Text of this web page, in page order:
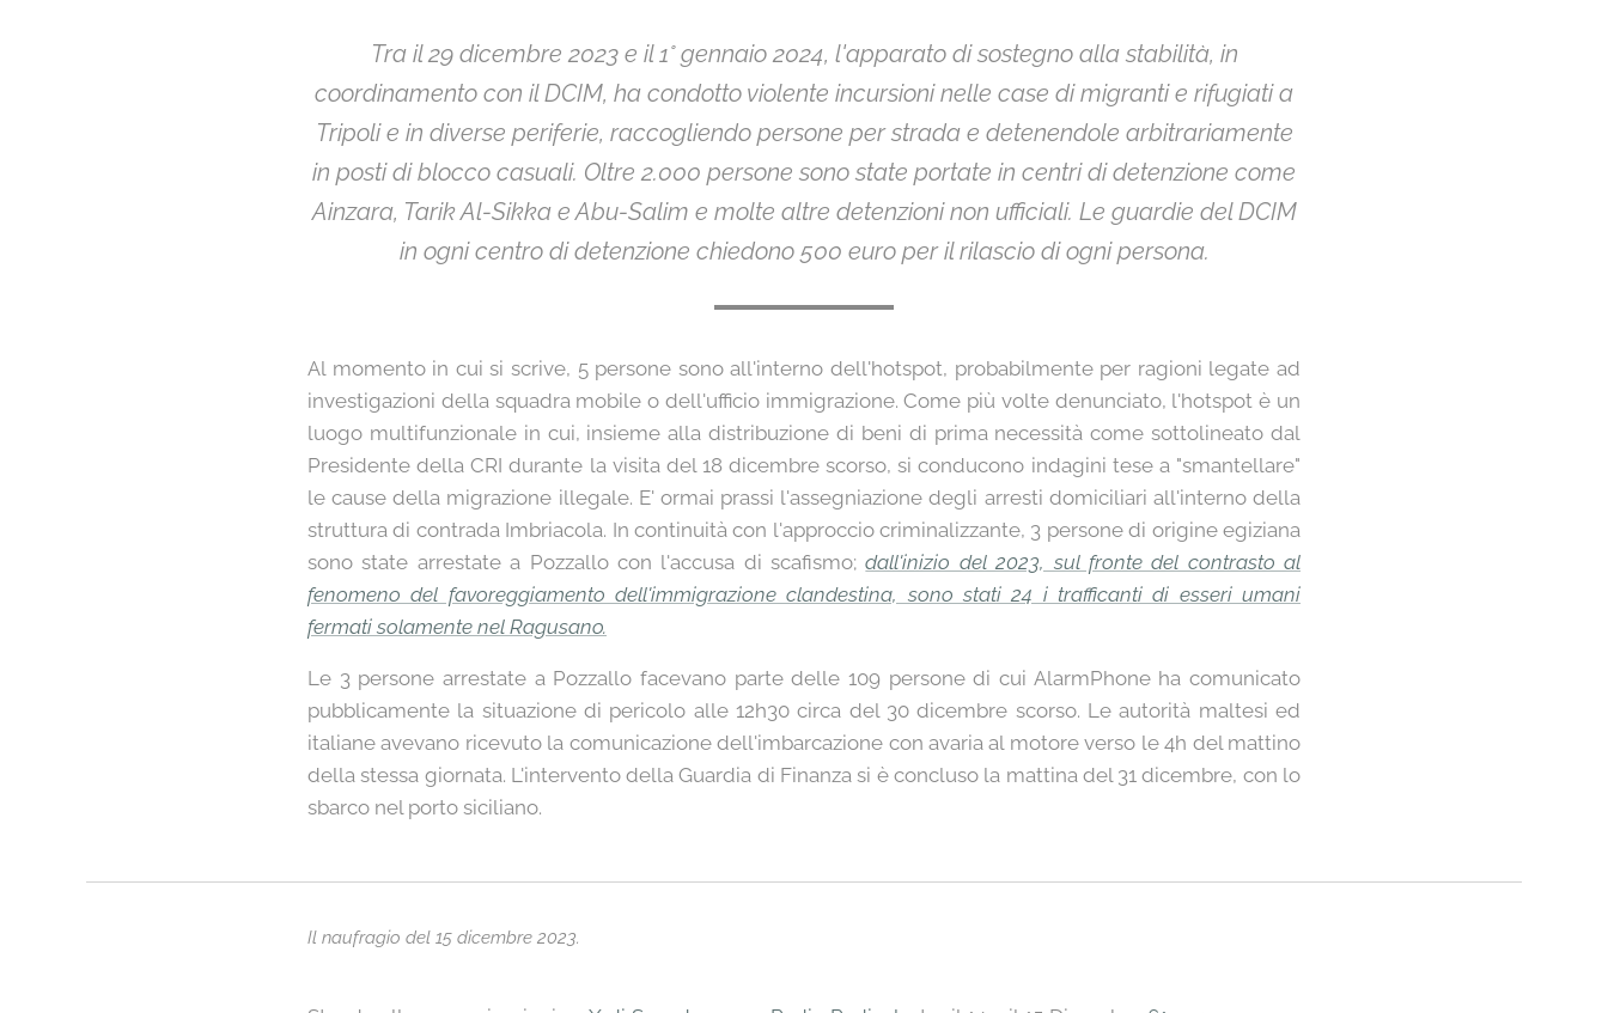
Tra il 29 dicembre 2023 e il 1° gennaio 2024, l'apparato di sostegno alla stabilità, in
coordinamento con il DCIM, ha condotto violente incursioni nelle case di migranti e rifugiati a
Tripoli e in diverse periferie, raccogliendo persone per strada e detenendole arbitrariamente
in posti di blocco casuali. Oltre 2.000 persone sono state portate in centri di detenzione come
Ainzara, Tarik Al-Sikka e Abu-Salim e molte altre detenzioni non ufficiali. Le guardie del DCIM
in ogni centro di detenzione chiedono 500 euro per il rilascio di ogni persona.
Al momento in cui si scrive, 5 persone sono all'interno dell'hotspot, probabilmente per ragioni legate ad
investigazioni della squadra mobile o dell'ufficio immigrazione. Come più volte denunciato, l'hotspot è un
luogo multifunzionale in cui, insieme alla distribuzione di beni di prima necessità come sottolineato dal
Presidente della CRI durante la visita del 18 dicembre scorso, si conducono indagini tese a "smantellare"
le cause della migrazione illegale. E' ormai prassi l'assegniazione degli arresti domiciliari all'interno della
struttura di contrada Imbriacola. In continuità con l'approccio criminalizzante, 3 persone di origine egiziana
sono state arrestate a Pozzallo con l'accusa di scafismo;dall'inizio del 2023, sul fronte del contrasto al
fenomeno del favoreggiamento dell'immigrazione clandestina, sono stati 24 i trafficanti di esseri umani
fermati solamente nel Ragusano.
Le 3 persone arrestate a Pozzallo facevano parte delle 109 persone di cui AlarmPhone ha comunicato
pubblicamente la situazione di pericolo alle 12h30 circa del 30 dicembre scorso. Le autorità maltesi ed
italiane avevano ricevuto la comunicazione dell'imbarcazione con avaria al motore verso le 4h del mattino
della stessa giornata. L'intervento della Guardia di Finanza si è concluso la mattina del 31 dicembre, con lo
sbarco nel porto siciliano.
Il naufragio del 15 dicembre 2023.